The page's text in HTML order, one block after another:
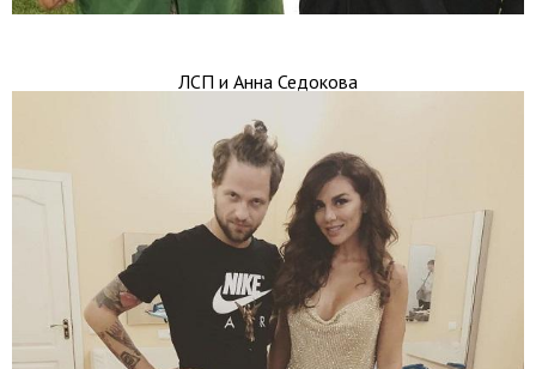
ЛСП и Анна Седокова